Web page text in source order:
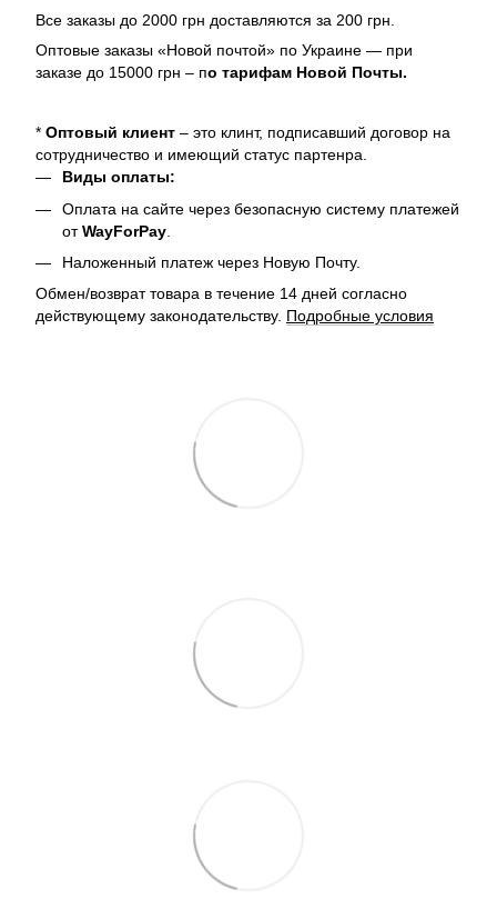
Все заказы до 2000 грн доставляются за 200 грн.
Оптовые заказы «Новой почтой» по Украине — при
заказе до 15000 грн – по тарифам Новой Почты.
* Оптовый клиент – это клинт, подписавший договор на
сотрудничество и имеющий статус партенра.
Виды оплаты:
Оплата на сайте через безопасную систему платежей
отWayForPay
Наложенный платеж через Новую Почту.
Обмен/возврат товара в течение 14 дней согласно
действующему законодательству. Подробные условия